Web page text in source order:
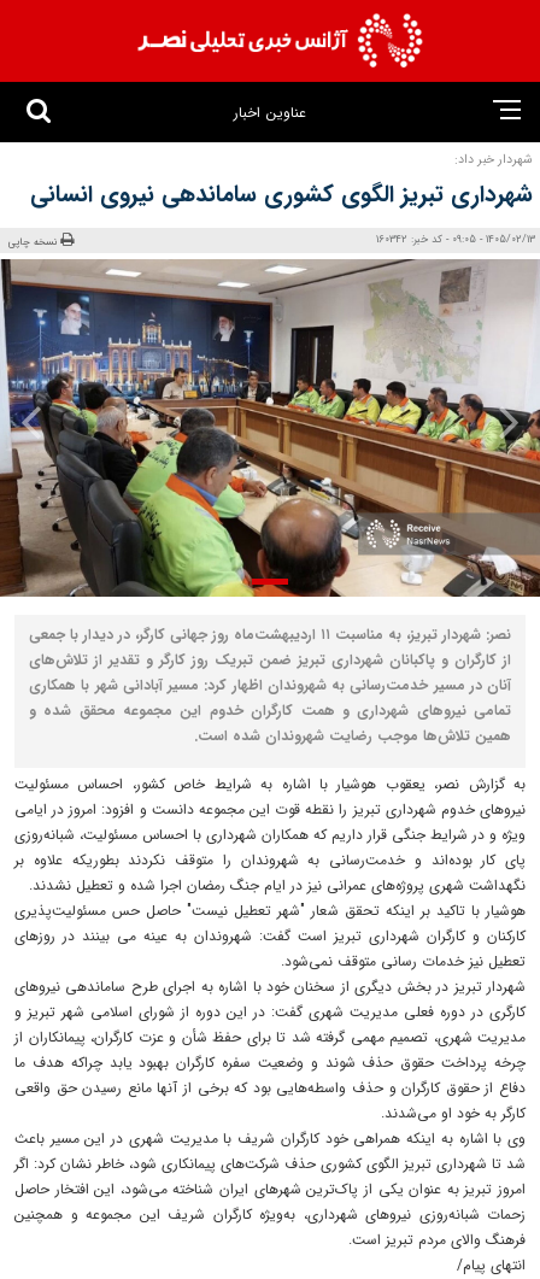
عناوین اخبار
شهردار خبر داد:
شهرداری تبریز الگوی کشوری ساماندهی نیروی انسانی
1405/02/13 - 09:05 - کد خبر: 160342 نسخه چاپی
نصر: شهردار تبریز، به مناسبت ۱۱ اردیبهشت‌ماه روز جهانی کارگر، در دیدار با جمعی
از کارگران و پاکبانان شهرداری تبریز ضمن تبریک روز کارگر و تقدیر از تلاش‌های
آنان در مسیر خدمت‌رسانی به شهروندان اظهار کرد: مسیر آبادانی شهر با همکاری
تمامی نیروهای شهرداری و همت کارگران خدوم این مجموعه محقق شده و
همین تلاش‌ها موجب رضایت شهروندان شده است.
به گزارش نصر، یعقوب هوشیار با اشاره به شرایط خاص کشور، احساس مسئولیت
نیروهای خدوم شهرداری تبریز را نقطه قوت این مجموعه دانست و افزود: امروز در ایامی
ویژه و در شرایط جنگی قرار داریم که همکاران شهرداری با احساس مسئولیت، شبانه‌روزی
پای کار بوده‌اند و خدمت‌رسانی به شهروندان را متوقف نکردند بطوریکه علاوه بر
نگهداشت شهری پروژه‌های عمرانی نیز در ایام جنگ رمضان اجرا شده و تعطیل نشدند.
هوشیار با تاکید بر اینکه تحقق شعار "شهر تعطیل نیست" حاصل حس مسئولیت‌پذیری
کارکنان و کارگران شهرداری تبریز است گفت: شهروندان به عینه می بینند در روزهای
تعطیل نیز خدمات رسانی متوقف نمی‌شود.
شهردار تبریز در بخش دیگری از سخنان خود با اشاره به اجرای طرح ساماندهی نیروهای
کارگری در دوره فعلی مدیریت شهری گفت: در این دوره از شورای اسلامی شهر تبریز و
مدیریت شهری، تصمیم مهمی گرفته شد تا برای حفظ شأن و عزت کارگران، پیمانکاران از
چرخه پرداخت حقوق حذف شوند و وضعیت سفره کارگران بهبود یابد چراکه هدف ما
دفاع از حقوق کارگران و حذف واسطه‌هایی بود که برخی از آنها مانع رسیدن حق واقعی
کارگر به خود او می‌شدند.
وی با اشاره به اینکه همراهی خود کارگران شریف با مدیریت شهری در این مسیر باعث
شد تا شهرداری تبریز الگوی کشوری حذف شرکت‌های پیمانکاری شود، خاطر نشان کرد: اگر
امروز تبریز به عنوان یکی از پاک‌ترین شهرهای ایران شناخته می‌شود، این افتخار حاصل
زحمات شبانه‌روزی نیروهای شهرداری، به‌ویژه کارگران شریف این مجموعه و همچنین
فرهنگ والای مردم تبریز است.
انتهای پیام/